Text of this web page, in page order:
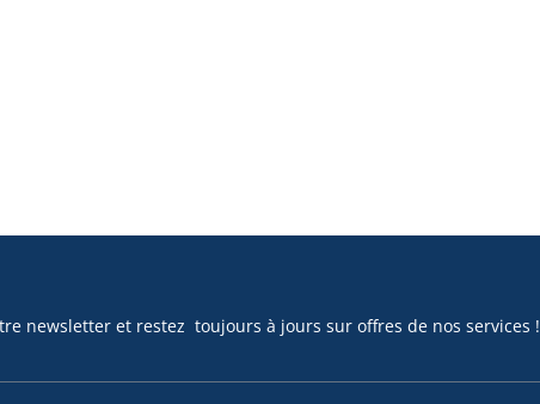
newsletter et restez toujours à jours sur offres de nos services !